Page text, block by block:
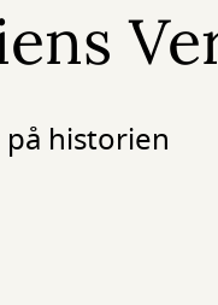
historien